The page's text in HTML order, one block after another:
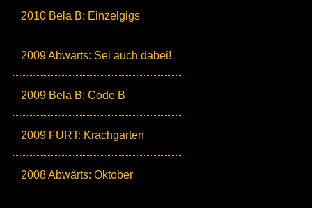
2010 Bela B: Einzelgigs
2009 Abwärts: Sei auch dabei!
2009 Bela B: Code B
2009 FURT: Krachgarten
2008 Abwärts: Oktober